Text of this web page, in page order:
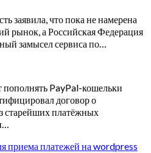
заявила, что пока не намерена
рынок, а Российская Федерация
замысел сервиса по…
пополнять PayPal-кошельки
договор о
старейших платёжных
приема платежей на wordpress